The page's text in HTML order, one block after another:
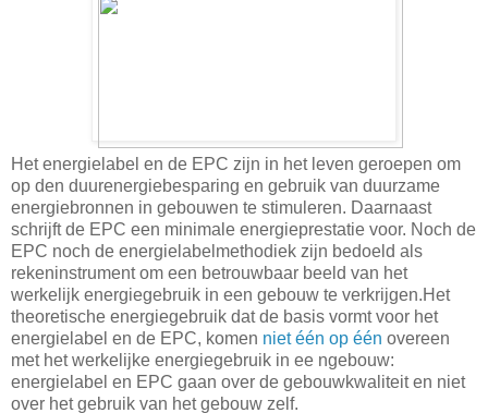
Het energielabel en de EPC zijn in het leven geroepen om
op den duurenergiebesparing en gebruik van duurzame
energiebronnen in gebouwen te stimuleren. Daarnaast
schrijft de EPC een minimale energieprestatie voor. Noch de
EPC noch de energielabelmethodiek zijn bedoeld als
rekeninstrument om een betrouwbaar beeld van het
werkelijk energiegebruik in een gebouw te verkrijgen.Het
theoretische energiegebruik dat de basis vormt voor het
energielabel en de EPC, komen niet één op één overeen
met het werkelijke energiegebruik in ee ngebouw:
energielabel en EPC gaan over de gebouwkwaliteit en niet
over het gebruik van het gebouw zelf.